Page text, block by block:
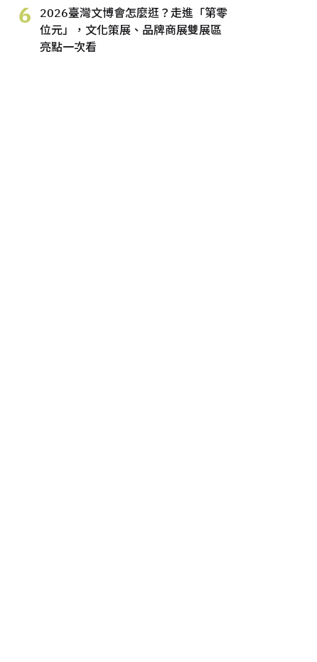
6
2026臺灣文博會怎麼逛？走進「第零
位元」，文化策展、品牌商展雙展區
亮點一次看